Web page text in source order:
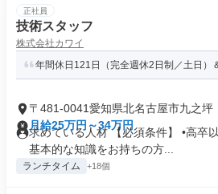
正社員
技術スタッフ
株式会社カワイ
年間休日121日（完全週休2日制／土日）
〒481-0041愛知県北名古屋市九之坪
月給25万円～34万円
求めている人材 【必須条件】 •高卒
基本的な知識をお持ちの方...
ランチタイム +18個